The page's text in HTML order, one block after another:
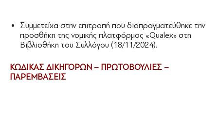
Συμμετείχα στην επιτροπή που διαπραγματεύθηκε την
προσθήκη της νομικής πλατφόρμας «Qualex» στη
Βιβλιοθήκη του Συλλόγου (18/11/2024).
ΚΩΔΙΚΑΣ ΔΙΚΗΓΟΡΩΝ – ΠΡΩΤΟΒΟΥΛΙΕΣ –
ΠΑΡΕΜΒΑΣΕΙΣ